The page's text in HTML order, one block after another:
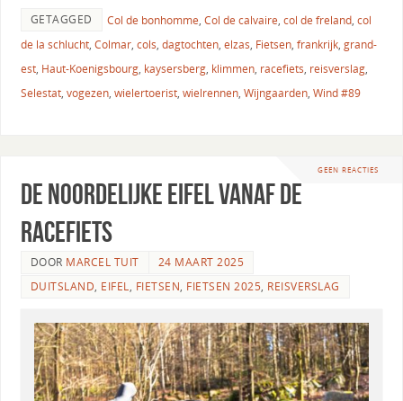
GETAGGED Col de bonhomme, Col de calvaire, col de freland, col
de la schlucht, Colmar, cols, dagtochten, elzas, Fietsen, frankrijk, grand-
est, Haut-Koenigsbourg, kaysersberg, klimmen, racefiets, reisverslag,
Selestat, vogezen, wielertoerist, wielrennen, Wijngaarden, Wind #89
GEEN REACTIES
De Noordelijke Eifel vanaf de
racefiets
DOOR MARCEL TUIT
24 MAART 2025
DUITSLAND, EIFEL, FIETSEN, FIETSEN 2025, REISVERSLAG